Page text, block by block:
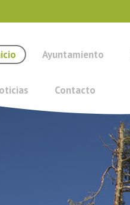
Ayuntamiento
Contacto